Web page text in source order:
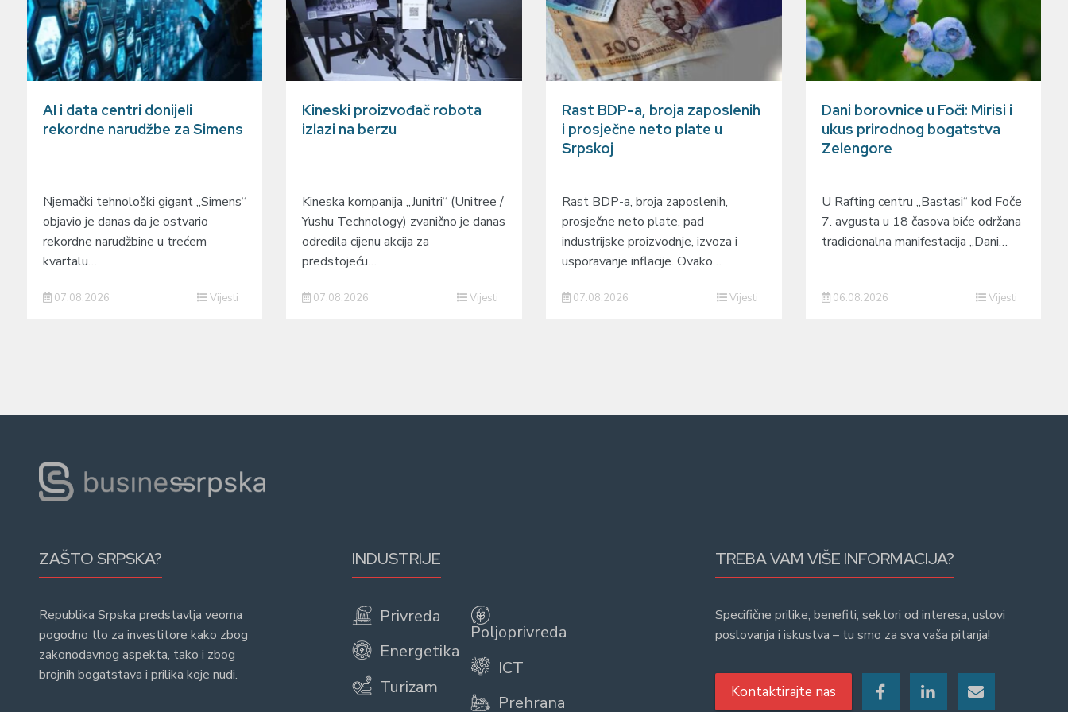
AI i data centri donijeli
rekordne narudžbe za Simens
Njemački tehnološki gigant „Simens“
objavio je danas da je ostvario
rekordne narudžbine u trećem
kvartalu…
07.08.2026 Vijesti
Kineski proizvođač robota
izlazi na berzu
Kineska kompanija „Junitri“ (Unitree /
Yushu Technology) zvanično je danas
odredila cijenu akcija za
predstojeću…
07.08.2026 Vijesti
Rast BDP-a, broja zaposlenih
i prosječne neto plate u
Srpskoj
Rast BDP-a, broja zaposlenih,
prosječne neto plate, pad
industrijske proizvodnje, izvoza i
usporavanje inflacije. Ovako…
07.08.2026 Vijesti
Dani borovnice u Foči: Mirisi i
ukus prirodnog bogatstva
Zelengore
U Rafting centru „Bastasi“ kod Foče
7. avgusta u 18 časova biće održana
tradicionalna manifestacija „Dani…
06.08.2026 Vijesti
ZAŠTO SRPSKA?
Republika Srpska predstavlja veoma
pogodno tlo za investitore kako zbog
zakonodavnog aspekta, tako i zbog
brojnih bogatstava i prilika koje nudi.
INDUSTRIJE
Privreda
Energetika
Turizam
Poljoprivreda
ICT
Prehrana
TREBA VAM VIŠE INFORMACIJA?
Specifične prilike, benefiti, sektori od interesa, uslovi
poslovanja i iskustva – tu smo za sva vaša pitanja!
Kontaktirajte nas